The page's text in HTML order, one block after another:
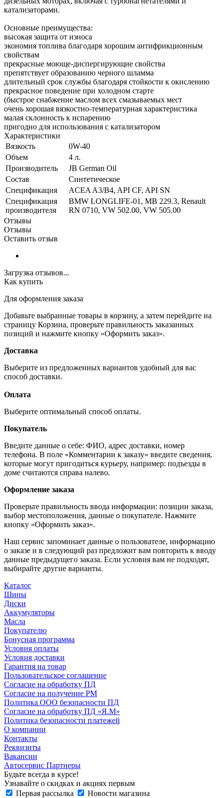
катализаторами.
Основные преимущества:
высокая защита от износа
экономия топлива благодаря хорошим антифрикционным
свойствам
прекрасные моюще-диспергирующие свойства
препятствует образованию черного шламма
длительный срок службы благодаря стойкости к окислению
прекрасное поведение при холодном старте
(быстрое снабжение маслом всех смазываемых мест
очень хорошая вязкостно-температурная характеристика
малая склонность к испарению
пригодно для использования с катализатором
Характеристики
Вязкость
0W-40
Объем
4 л.
Производитель
JB German Oil
Состав
Синтетическое
Спецификация
ACEA A3/B4, API CF, API SN
Спецификация
производителя
BMW LONGLIFE-01, MB 229.3, Renault
RN 0710, VW 502.00, VW 505.00
Отзывы
Отзывы
Оставить отзыв
Загрузка отзывов...
Как купить
Для оформления заказа
Добавьте выбранные товары в корзину, а затем перейдите на
страницу Корзина, проверьте правильность заказанных
позиций и нажмите кнопку «Оформить заказ».
Доставка
Выберите из предложенных вариантов удобный для вас
способ доставки.
Оплата
Выберите оптимальный способ оплаты.
Покупатель
Введите данные о себе: ФИО, адрес доставки, номер
телефона. В поле «Комментарии к заказу» введите сведения,
которые могут пригодиться курьеру, например: подъезды в
доме считаются справа налево.
Оформление заказа
Проверьте правильность ввода информации: позиции заказа,
выбор местоположения, данные о покупателе. Нажмите
кнопку «Оформить заказ».
Наш сервис запоминает данные о пользователе, информацию
о заказе и в следующий раз предложит вам повторить к вводу
данные предыдущего заказа. Если условия вам не подходят,
выбирайте другие варианты.
Каталог
Шины
Диски
Аккумуляторы
Масла
Покупателю
Бонусная программа
Условия оплаты
Условия доставки
Гарантия на товар
Пользовательское соглашение
Согласие на обработку ПД
Согласие на получение РМ
Политика ООО безопасности ПД
Согласие на обработку ПД «Я.М»
Политика безопасности платежей
О компании
Контакты
Реквизиты
Вакансии
Автосервис Партнеры
Будьте всегда в курсе!
Узнавайте о скидках и акциях первым
Первая рассылка
Новости магазина